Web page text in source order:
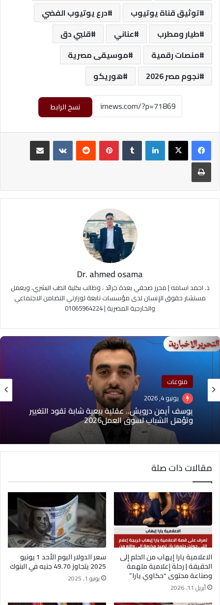
توثيق قناة يوتيوب
درع يوتيوب الفضي
طيار ومطرب
عناني
قلبي دق
منصات رقمية
موسيقى مصرية
نجوم مصر 2026
هوريكو
نسخ الرابط
لينكدإن بينتيريست
طباعة
Dr. ahmed osama
د. احمد اسامه | محرر صحفي بعدة جرائد ، وطالب بكلية الطب البشري، ويعمل
مستشار حقوق الإنسان لدى مؤسسات تابعة لوزارتي التضامن الاجتماعي
والخارجية المصرية | 01065964224
منوعات
يونيو 4, 2026
يوسف أيمن درويش.. عقلية بيعية شابة تقود التغيير
وتؤهل الشباب لسوق العمل2026
مقالات ذات صلة
الاعلامية يارا إيهاب من الحلم إلى
الحقيقة | رحلة إعلامية ملهمة
وصناعة محتوى “حكاوي يارا”
أبريل 11, 2026
سعر الدولار اليوم الأحد 1 يونيو
2025 يتجاوز 49.70 جنيه في البنوك
يونيو 1, 2025